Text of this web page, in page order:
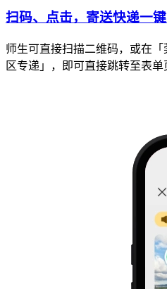
扫码、点击，寄送快递一
师生可直接扫描二维码，或在
区专递」，即可直接跳转至表单